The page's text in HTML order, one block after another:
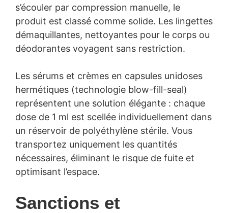
s’écouler par compression manuelle, le
produit est classé comme solide. Les lingettes
démaquillantes, nettoyantes pour le corps ou
déodorantes voyagent sans restriction.
Les sérums et crèmes en capsules unidoses
hermétiques (technologie blow-fill-seal)
représentent une solution élégante : chaque
dose de 1 ml est scellée individuellement dans
un réservoir de polyéthylène stérile. Vous
transportez uniquement les quantités
nécessaires, éliminant le risque de fuite et
optimisant l’espace.
Sanctions et